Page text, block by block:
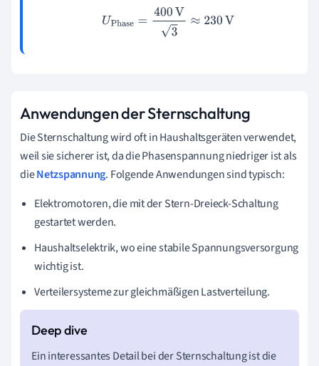
Phase=400V3 ≈230V
Anwendungen der Sternschaltung
Die Sternschaltung wird oft in Haushaltsgeräten verwendet,
weil sie sicherer ist, da die Phasenspannung niedriger ist als
dieNetzspannung. Folgende Anwendungen sind typisch:
Elektromotoren, die mit der Stern-Dreieck-Schaltung
gestartet werden.
Haushaltselektrik, wo eine stabile Spannungsversorgung
wichtig ist.
Verteilersysteme zur gleichmäßigen Lastverteilung.
Ein interessantes Detail bei der Sternschaltung ist die